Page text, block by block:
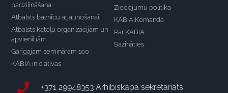
padziļināšana
Atbalsts baznīcu atjaunošanai
Atbalsts katoļu organizācijām un
apvienībām
Garīgajam semināram 100
KABIA iniciatīvas
Ziedojumu politika
KABIA Komanda
Par KABIA
Sazināties
+371 29948353 Arhibīskapa sekretariāts